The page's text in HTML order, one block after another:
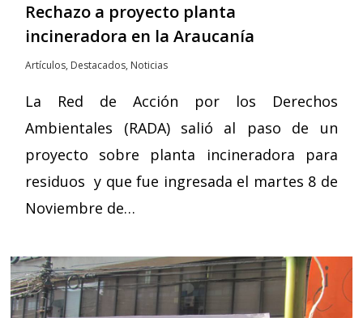
Rechazo a proyecto planta
incineradora en la Araucanía
Artículos, Destacados, Noticias
La Red de Acción por los Derechos
Ambientales (RADA) salió al paso de un
proyecto sobre planta incineradora para
residuos y que fue ingresada el martes 8 de
Noviembre de…